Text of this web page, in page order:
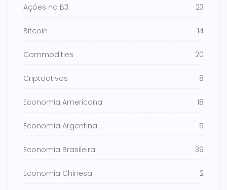
Ações na B3 23
Bitcoin 14
Commodities 20
Criptoativos 8
Economia Americana 18
Economia Argentina 5
Economia Brasileira 39
Economia Chinesa 2